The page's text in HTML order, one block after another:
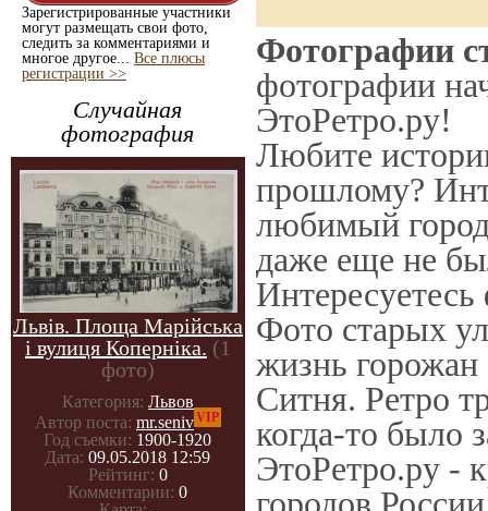
Зарегистрированные участники
могут размещать свои фото,
следить за комментариями и
многое другое... Все плюсы
регистрации >>
Случайная
фотография
Львів. Площа Марійська
і вулиця Коперніка. (1
фото)
Категория: Львов
Автор поста: mr.senivVIP
Год съемки: 1900-1920
Дата: 09.05.2018 12:59
Рейтинг: 0
Комментарии: 0
Фотографии
фотографии
ЭтоРетро.ру!
Любите
прошлому?
любимый
даже еще не
Интересуетесь
Фото старых
жизнь горожан
Ситня. Ретро
когда-то было
ЭтоРетро.ру -